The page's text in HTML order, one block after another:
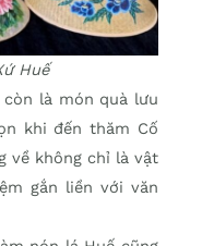
Huế
là món quà lưu
khi đến thăm Cố
về không chỉ là vật
gắn liền với văn